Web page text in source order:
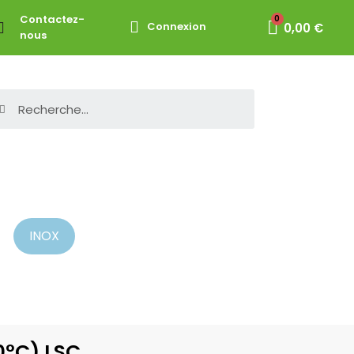
Contactez-
nous
Connexion 0,00 €
INOX